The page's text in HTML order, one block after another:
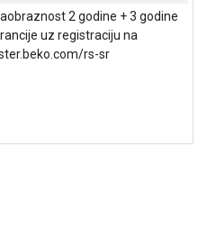
2 godine + 3 godine
uz registraciju na
rs-sr